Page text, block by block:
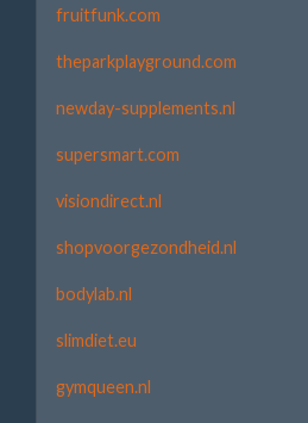
fruitfunk.com
theparkplayground.com
newday-supplements.nl
supersmart.com
visiondirect.nl
shopvoorgezondheid.nl
bodylab.nl
slimdiet.eu
gymqueen.nl